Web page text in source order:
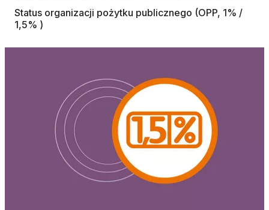
Status organizacji pożytku publicznego (OPP, 1% /
1,5% )